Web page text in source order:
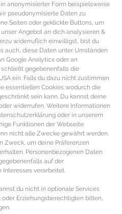
anonymisierter Form beispielsweise
pseudonymisierte Daten zu
Seiten oder geklickte Buttons, um
Angebot an dich analysieren &
widerruflich einwilligst, bist du
auch, diese Daten unter Umständen
Google Analytics oder an
gegebenenfalls die
ein. Falls du dazu nicht zustimmen
essentiellen Cookies wodurch die
sein kann. Du kannst deine
widerrufen. Weitere Informationen
oder in unserem
Funktionen der Webseite
nicht alle Zwecke gewährt werden.
Zweck, um deine Präferenzen
Personenbezogenen Daten
auf der
Interesses verarbeitet.
du nicht in optionale Services
Erziehungsberechtigten bitten,
1 – Sightseeing
und Insidertipps
Highlights, Hotspots &
Vita, monumentale